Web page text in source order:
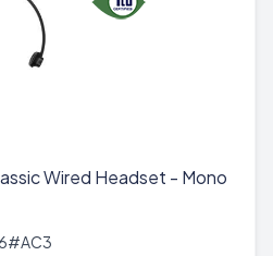
Wired Headset - Mono